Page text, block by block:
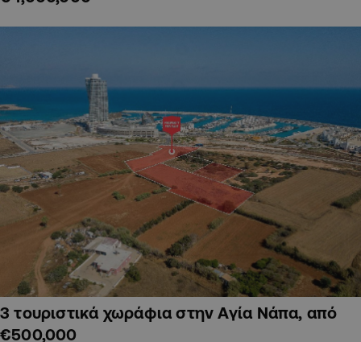
3 τουριστικά χωράφια στην Αγία Νάπα, από
€500,000